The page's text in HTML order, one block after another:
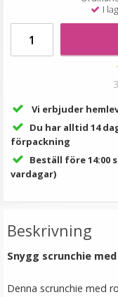
I
Vi erbjuder
Du har alltid 14
förpackning
Beställ före 14:00
vardagar)
Beskrivning
Snygg scrunchie
Denna scrunchie med